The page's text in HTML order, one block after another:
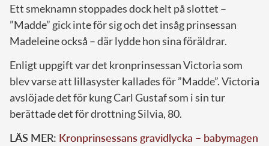
Ett smeknamn stoppades dock helt på slottet –
”Madde” gick inte för sig och det insåg prinsessan
Madeleine också – där lydde hon sina föräldrar.
Enligt uppgift var det kronprinsessan Victoria som
blev varse att lillasyster kallades för ”Madde”. Victoria
avslöjade det för kung Carl Gustaf som i sin tur
berättade det för drottning Silvia, 80.
LÄS MER: Kronprinsessans gravidlycka – babymagen